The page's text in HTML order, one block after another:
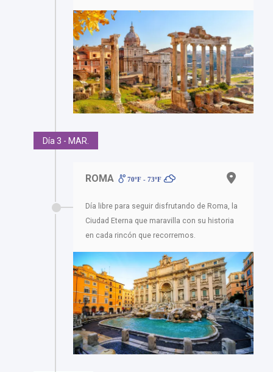
Día 3 - MAR.
ROMA 70ºF - 73ºF
Día libre para seguir disfrutando de Roma, la
Ciudad Eterna que maravilla con su historia
en cada rincón que recorremos.